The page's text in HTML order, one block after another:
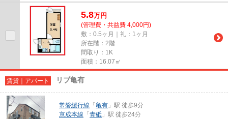
5.8万円
(管理費・共益費 4,000円)
敷：0.5ヶ月｜礼：1ヶ月
所在階：2階
間取り：1K
面積：16.07㎡
賃貸｜アパート リブ亀有
常磐緩行線 「 亀有 」駅 徒歩9分
京成本線 「 青砥 」駅 徒歩24分